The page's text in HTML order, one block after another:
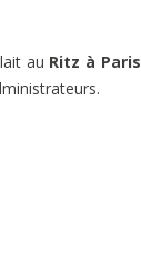
au Ritz à Paris